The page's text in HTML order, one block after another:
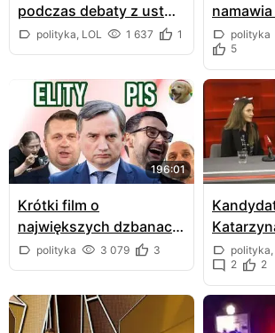
podczas debaty z ust
Morawieckiego
polityka, LOL 1 637 1 polityka
5
196:01
Krótki film o
największych dzbanach
z PiS-u
polityka 3 079 3
zamarła
polityka,
2
2